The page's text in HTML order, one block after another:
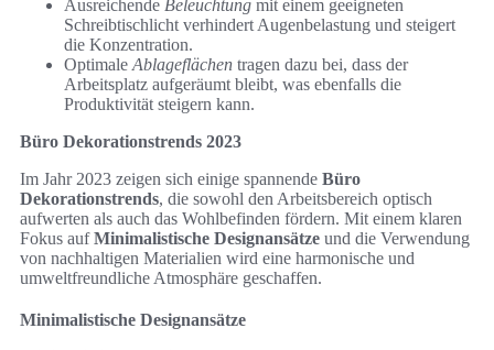
Ausreichende Beleuchtung mit einem geeigneten
Schreibtischlicht verhindert Augenbelastung und steigert
die Konzentration.
Optimale Ablageflächen tragen dazu bei, dass der
Arbeitsplatz aufgeräumt bleibt, was ebenfalls die
Produktivität steigern kann.
Büro Dekorationstrends 2023
Im Jahr 2023 zeigen sich einige spannende Büro
Dekorationstrends, die sowohl den Arbeitsbereich optisch
aufwerten als auch das Wohlbefinden fördern. Mit einem klaren
Fokus aufMinimalistische Designansätze und die Verwendung
von nachhaltigen Materialien wird eine harmonische und
umweltfreundliche Atmosphäre geschaffen.
Minimalistische Designansätze